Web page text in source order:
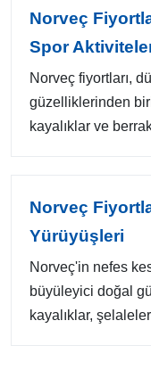
Norveç
Spor
Norveç fiyortları,
güzelliklerinden
kayalıklar ve
Norveç
Yürüyüşleri
Norveç'in nefes
büyüleyici doğal
kayalıklar,